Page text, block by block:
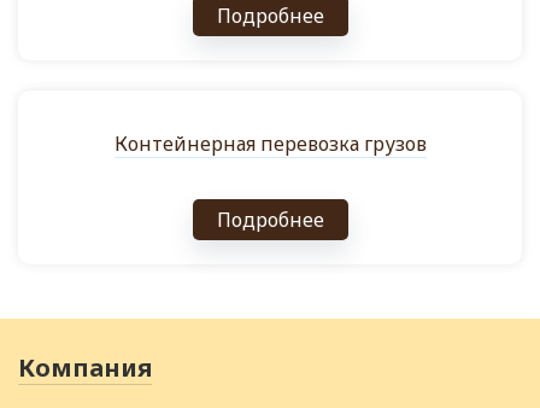
Подробнее
Контейнерная перевозка грузов
Подробнее
Компания